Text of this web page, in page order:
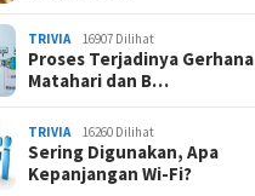
TRIVIA 16907 Dilihat
Proses Terjadinya Gerhana
Matahari dan B…
TRIVIA 16260 Dilihat
Sering Digunakan, Apa
Kepanjangan Wi-Fi?